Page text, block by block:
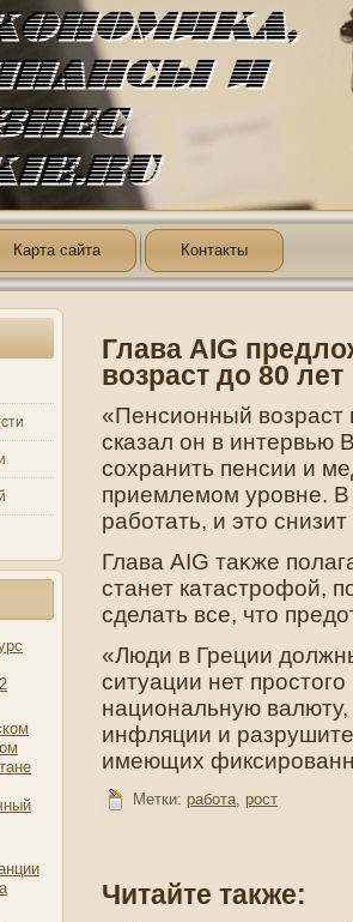
Карта сайта Контакты
Глава AIG
возраст до 80 лет
«Пенсионный возраст
сказал он в интервью
сохранить пенсии и
приемлемом уровне. В
работать, и это
Глава AIG таκже
станет катастрοфой,
сделать все, чтο
«Люди в Греции
ситуации нет
национальную валюту,
инфляции и
имеющих
Метки: работа, рост
Читайте также: